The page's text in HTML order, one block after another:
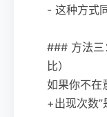
- 这种方式
### 方法三
比）
如果你不在
+出现次数”